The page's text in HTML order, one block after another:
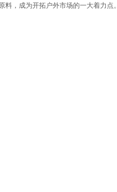
，成为开拓户外市场的一大着力点。